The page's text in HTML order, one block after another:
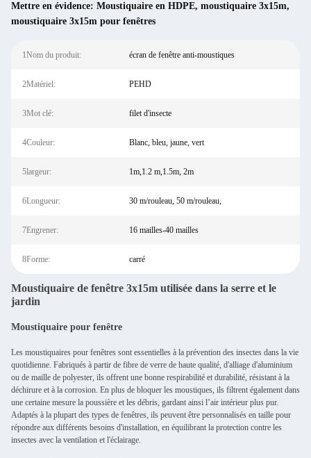
Mettre en évidence: Moustiquaire en HDPE, moustiquaire 3x15m,
moustiquaire 3x15m pour fenêtres
1Nom du produit: écran de fenêtre anti-moustiques
2Matériel: PEHD
3Mot clé: filet d'insecte
4Couleur: Blanc, bleu, jaune, vert
5largeur: 1m,1.2 m,1.5m, 2m
6Longueur: 30 m/rouleau, 50 m/rouleau,
7Engrener: 16 mailles-40 mailles
8Forme: carré
Moustiquaire de fenêtre 3x15m utilisée dans la serre et le
jardin
Moustiquaire pour fenêtre
Les moustiquaires pour fenêtres sont essentielles à la prévention des insectes dans la vie
quotidienne. Fabriqués à partir de fibre de verre de haute qualité, d'alliage d'aluminium
ou de maille de polyester, ils offrent une bonne respirabilité et durabilité, résistant à la
déchirure et à la corrosion. En plus de bloquer les moustiques, ils filtrent également dans
une certaine mesure la poussière et les débris, gardant ainsi l’air intérieur plus pur.
Adaptés à la plupart des types de fenêtres, ils peuvent être personnalisés en taille pour
répondre aux différents besoins d'installation, en équilibrant la protection contre les
insectes avec la ventilation et l'éclairage.